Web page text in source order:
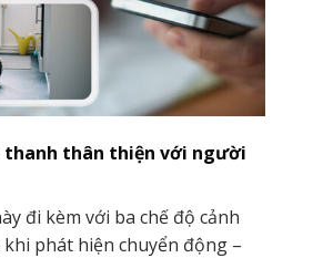
thanh thân thiện với người
đi kèm với ba chế độ cảnh
phát hiện chuyển động –